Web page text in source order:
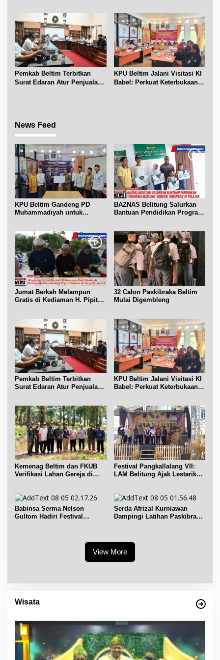
Pemkab Beltim Terbitkan
Surat Edaran Atur Penjualan
KPU Beltim Jalani Visitasi KI
Babel: Perkuat Keterbukaan
News Feed
KPU Beltim Gandeng PD
Muhammadiyah untuk
BAZNAS Belitung Salurkan
Bantuan Pendidikan Program
Jumat Berkah Melampun
Gratis di Kediaman H. Pipit
32 Calon Paskibraka Beltim
Mulai Digembleng
Pemkab Beltim Terbitkan
Surat Edaran Atur Penjualan
KPU Beltim Jalani Visitasi KI
Babel: Perkuat Keterbukaan
Kemenag Beltim dan FKUB
Verifikasi Lahan Gereja di
Festival Pangkallalang VII:
LAM Belitung Ajak Lestarikan
Babinsa Serma Nelson
Gultom Hadiri Festival
Serda Afrizal Kurniawan
Dampingi Latihan Paskibra
View More
Wisata